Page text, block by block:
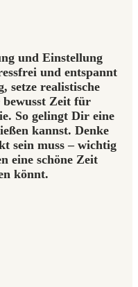
und Einstellung
und entspannt
setze realistische
Zeit für
So gelingt Dir eine
kannst. Denke
sein muss – wichtig
eine schöne Zeit
könnt.